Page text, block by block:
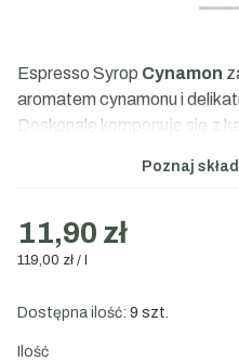
Espresso Syrop Cynamon
aromatem cynamonu i
Doskonale komponuje się z
cynamonowej, witamina C.
Pojemność:
Poznaj
11,90 zł
119,00 zł / l
Dostępna ilość: 9 szt.
Ilość